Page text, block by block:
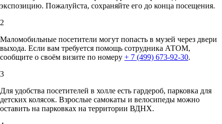
экспозицию. Пожалуйста, сохраняйте его до конца посещения.
2
Маломобильные посетители могут попасть в музей через двери
выхода. Если вам требуется помощь сотрудника АТОМ,
сообщите о своём визите по номеру + 7 (499) 673-92-30.
3
Для удобства посетителей в холле есть гардероб, парковка для
детских колясок. Взрослые самокаты и велосипеды можно
оставить на парковках на территории ВДНХ.